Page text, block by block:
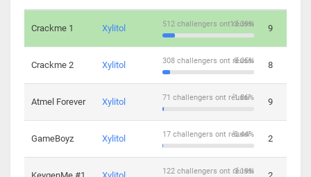
Crackme 1 Xylitol 13.39%
512 challengers ont réussi 9
Crackme 2 Xylitol 8.05%
308 challengers ont réussi 8
Atmel Forever Xylitol 1.86%
71 challengers ont réussi 9
GameBoyz Xylitol 0.44%
17 challengers ont réussi 2
3.19%
122 challengers ont réussi